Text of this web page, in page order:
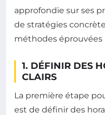
approfondie sur ses
de stratégies
méthodes éprouvées
1. DÉFINIR DES
CLAIRS
La première étape
est de définir des